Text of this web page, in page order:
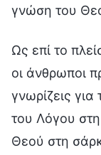
γνώση του
Ως επί το
οι άνθρωποι
γνωρίζεις
του Λόγου
Θεού στη